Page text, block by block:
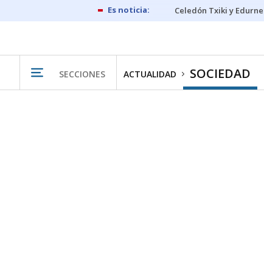
Celedón Txiki y Edurne
SECCIONES ACTUALIDAD SOCIEDAD